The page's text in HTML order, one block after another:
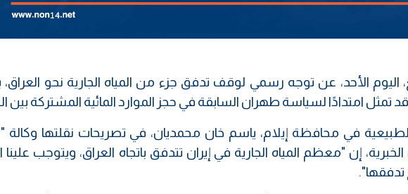
الأحد، عن توجه رسمي لوقف تدفق جزء من المياه الجارية نحو
تمثل امتدادًا لسياسة طهران السابقة في حجز الموارد المائية المشتركة بين
الطبيعية في محافظة إيلام، ياسم خان محمديان، في تصريحات نقلتها وكالة "
الخبرية، إن "معظم المياه الجارية في إيران تتدفق باتجاه العراق، ويتوجب